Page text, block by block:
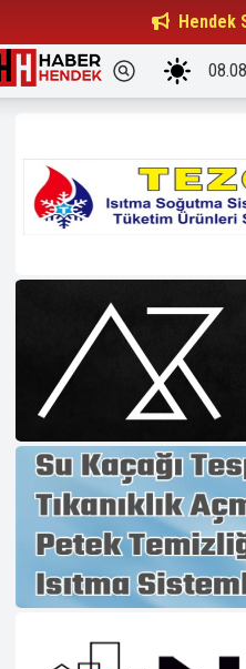
Hendek
Beşiktaşlılar Derneği Başkanı...